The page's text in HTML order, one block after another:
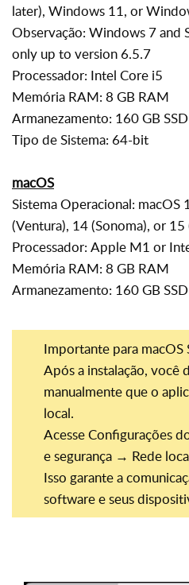
later), Windows 11, or
Observação: Windows 7 and
only up to version 6.5.7
Processador: Intel Core i5
Memória RAM: 8 GB RAM
Armanezamento: 160 GB SSD
Tipo de Sistema: 64-bit
macOS
Sistema Operacional:
(Ventura), 14 (Sonoma), or 15
Processador: Apple M1 or
Memória RAM: 8 GB RAM
Armanezamento: 160 GB SSD
Importante para macOS
Após a instalação, você
manualmente que o
local.
Acesse Configurações
e segurança → Rede
Isso garante a
software e seus